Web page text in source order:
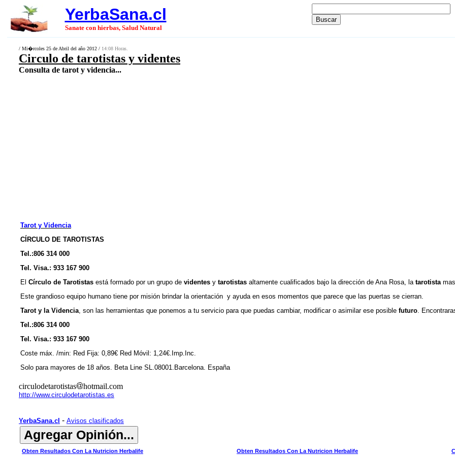
YerbaSana.cl
Sanate con hierbas, Salud Natural
/ Mi�rcoles 25 de Abril del año 2012 / 14:08 Horas.
Circulo de tarotistas y videntes
Consulta de tarot y videncia...
Tarot y Videncia
CÍRCULO DE TAROTISTAS
Tel.:806 314 000
Tel. Visa.: 933 167 900
El Círculo de Tarotistas está formado por un grupo de videntes y tarotistas altamente cualificados bajo la dirección de Ana Rosa, la tarotistamas
Este grandioso equipo humano tiene por misión brindar la orientación y ayuda en esos momentos que parece que las puertas se cierran.
Tarot y la Videncia, son las herramientas que ponemos a tu servicio para que puedas cambiar, modificar o asimilar ese posible futuro.
Tel.:806 314 000
Tel. Visa.: 933 167 900
Coste máx. /min: Red Fija: 0,89€ Red Móvil: 1,24€.Imp.Inc.
Solo para mayores de 18 años. Beta Line SL.08001.Barcelona. España
circulodetarotistas hotmail.com
http://www.circulodetarotistas.es
YerbaSana.cl - Avisos clasificados
Obten Resultados Con La Nutricion Herbalife Obten Resultados Con La Nutricion Herbalife